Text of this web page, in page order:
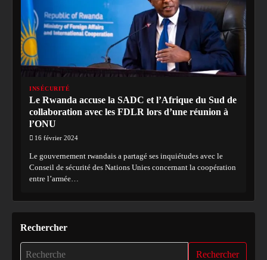
INSÉCURITÉ
Le Rwanda accuse la SADC et l’Afrique du Sud de
collaboration avec les FDLR lors d’une réunion à
l’ONU
16 février 2024
Le gouvernement rwandais a partagé ses inquiétudes avec le
Conseil de sécurité des Nations Unies concernant la coopération
entre l’armée…
Rechercher
Rechercher